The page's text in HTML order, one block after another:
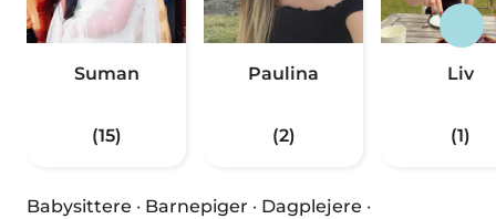
Suman
(15)
Paulina
(2)
Liv
(1)
Babysittere · Barnepiger · Dagplejere ·